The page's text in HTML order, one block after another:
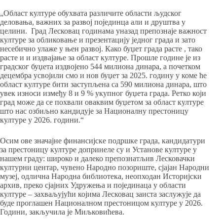
„Област културе обухвата различите области људског
деловања, важних за развој појединца али и друштва у
целини. Град Лесковац годинама уназад препознаје важност
културе за обликовање и презентацију једног града и зато
несебично улаже у њен развој. Како буџет града расте , тако
расте и и издвајање за област културе. Прошле године је из
градског буџета издвојено 544 милиона динара, а почетком
децембра усвојили смо и нов буџет за 2025. годину у коме ће
област културе бити заступљена са 590 милиона динара, што
увек износи између 8 и 9 % укупног буџета града. Ретко који
град може да се похвали оваквим буџетом за област културе
што нас озбиљно кандидује за Националну престоницу
културе у 2026. години.“
Осим ове значајне финансијске подршке града, кандидатури
за престоницу културе допринеле су и Установе културе у
нашем граду: широко и далеко препознатљив Лесковачки
културни центар, чувено Народно позориште, сјајан Народни
музеј, одлична Народна библиотека, неопходан Историјски
архив, преко сјајних Удружења и појединаца у области
културе – захваљујући којима Лесковац заиста заслужује да
буде проглашен Националном престоницом културе у 2026.
Години, закључила је Миљковићева.